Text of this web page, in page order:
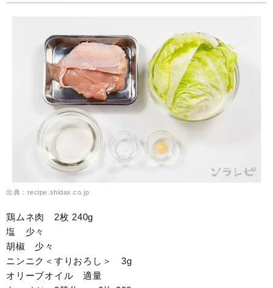
出典：recipe.shidax.co.jp
鶏ムネ肉 2枚 240g
塩 少々
胡椒 少々
ニンニク＜すりおろし＞ 3g
オリーブオイル 適量